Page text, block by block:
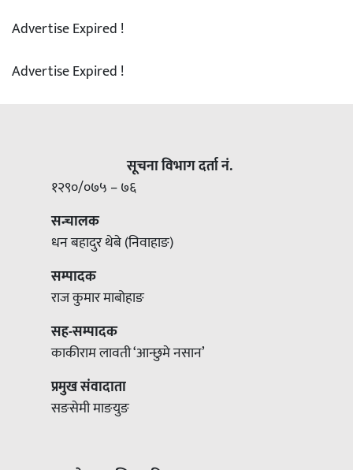
Advertise Expired !
Advertise Expired !
सूचना विभाग दर्ता नं.
१२९०/०७५ – ७६
सन्चालक
धन बहादुर थेबे (निवाहाङ)
सम्पादक
राज कुमार माबोहाङ
सह-सम्पादक
काकीराम लावती ‘आन्छुमे नसान’
प्रमुख संवादाता
सङसेमी माङयुङ